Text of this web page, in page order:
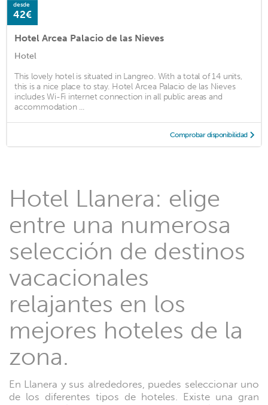
desde
42€
Hotel Arcea Palacio de las Nieves
Hotel
This lovely hotel is situated in Langreo. With a total of 14 units,
this is a nice place to stay. Hotel Arcea Palacio de las Nieves
includes Wi-Fi internet connection in all public areas and
accommodation ...
Comprobar disponibilidad
Hotel Llanera: elige
entre una numerosa
selección de destinos
vacacionales
relajantes en los
mejores hoteles de la
zona.
En Llanera y sus alrededores, puedes seleccionar uno
de los diferentes tipos de hoteles. Existe una gran